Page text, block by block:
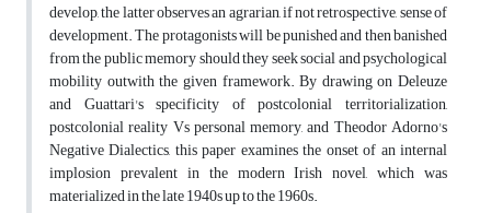
develop, the latter observes an agrarian, if not retrospective, sense of
development. The protagonists will be punished and then banished
from the public memory should they seek social and psychological
mobility outwith the given framework. By drawing on Deleuze
and Guattari's specificity of postcolonial territorialization,
postcolonial reality Vs personal memory, and Theodor Adorno's
Negative Dialectics, this paper examines the onset of an internal
implosion prevalent in the modern Irish novel, which was
materialized in the late 1940s up to the 1960s.